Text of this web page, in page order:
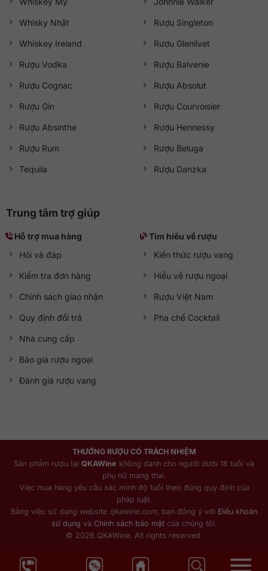
Whisky Nhật
Whiskey Ireland
Rượu Vodka
Rượu Cognac
Rượu Gin
Rượu Absinthe
Rượu Rum
Tequila
Rượu Singleton
Rượu Glenlivet
Rượu Balvenie
Rượu Absolut
Rượu Courvoisier
Rượu Hennessy
Rượu Beluga
Rượu Danzka
Trung tâm trợ giúp
Hỗ trợ mua hàng
Hỏi và đáp
Kiểm tra đơn hàng
Chính sách giao nhận
Quy định đổi trả
Nhà cung cấp
Báo giá rượu ngoại
Đánh giá rượu vang
Tìm hiểu về rượu
Kiến thức rượu vang
Hiểu về rượu ngoại
Rượu Việt Nam
Pha chế Cocktail
THƯỞNG RƯỢU CÓ TRÁCH NHIỆM
Sản phẩm rượu tại QKAWine không dành cho người dưới 18 tuổi và
phụ nữ mang thai.
Việc mua hàng yêu cầu xác minh độ tuổi theo đúng quy định của
pháp luật.
Bằng việc sử dụng website qkawine.com , bạn đồng ý với Điều khoản
sử dụng và Chính sách bảo mậtcủa chúng tôi.
© 2026 QKAWine. All rights reserved.